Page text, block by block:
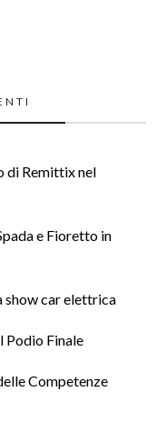
di Remittix nel
e Fioretto in
show car elettrica
Podio Finale
Competenze